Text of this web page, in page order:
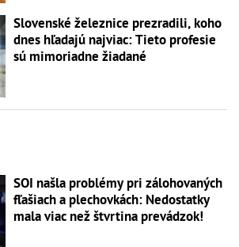
Slovenské železnice prezradili, koho
dnes hľadajú najviac: Tieto profesie
sú mimoriadne žiadané
SOI našla problémy pri zálohovaných
fľašiach a plechovkách: Nedostatky
mala viac než štvrtina prevádzok!